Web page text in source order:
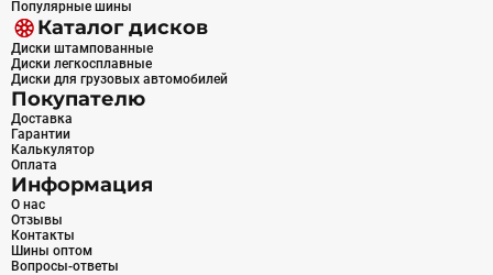
Популярные шины
Каталог дисков
Диски штампованные
Диски легкосплавные
Диски для грузовых автомобилей
Покупателю
Доставка
Гарантии
Калькулятор
Оплата
Информация
О нас
Отзывы
Контакты
Шины оптом
Вопросы-ответы